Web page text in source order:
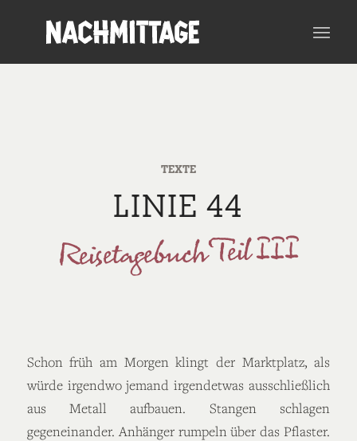
TEXTE
LINIE 44
Reisetagebuch Teil III
Schon früh am Morgen klingt der Marktplatz, als
würde irgendwo jemand irgendetwas ausschließlich
aus Metall aufbauen. Stangen schlagen
gegeneinander. Anhänger rumpeln über das Pflaster.